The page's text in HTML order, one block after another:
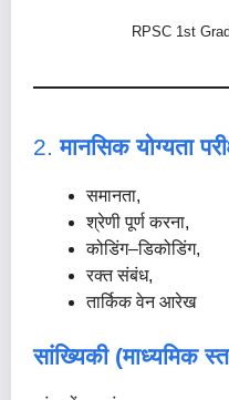
RPSC 1st
2.मानसिक योग्यता
समानता,
श्रेणी पूर्ण करना,
कोडिंग–डिकोडिंग,
रक्त संबंध,
तार्किक वेन आरेख
सांख्यिकी (माध्यमिक